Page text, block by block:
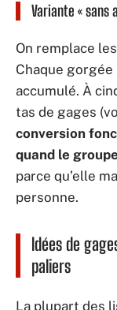
Variante « sans
On remplace
Chaque gorgée
accumulé. À
tas de gages
conversion
quand le
parce qu’elle
personne.
Idées de
paliers
La plupart des